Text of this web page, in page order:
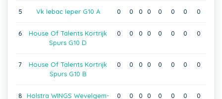
5 Vk Iebac Ieper G10 A 0 0 0 0 0 0 0 0
6
House Of Talents Kortrijk
Spurs G10 D
0 0 0 0 0 0 0 0
7
House Of Talents Kortrijk
Spurs G10 B
0 0 0 0 0 0 0 0
8
Holstra WINGS Wevelgem-
0 0 0 0 0 0 0 0